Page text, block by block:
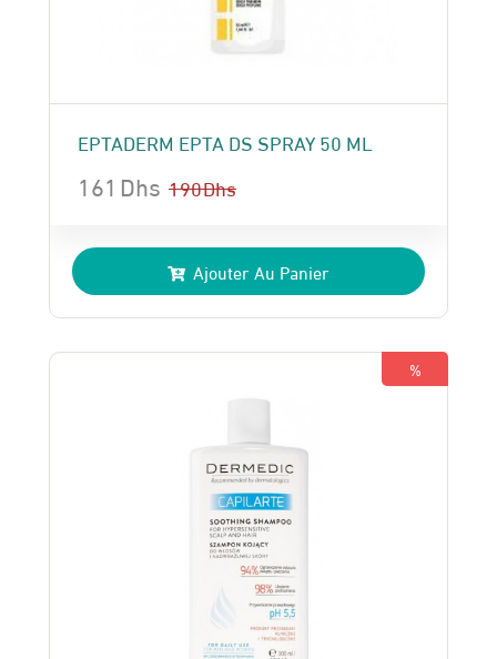
EPTADERM EPTA DS SPRAY 50 ML
190Dhs
prix
initial
était :
190 Dhs.
161Dhs
prix
actuel
est :
161 Dhs.
Ajouter Au Panier
%